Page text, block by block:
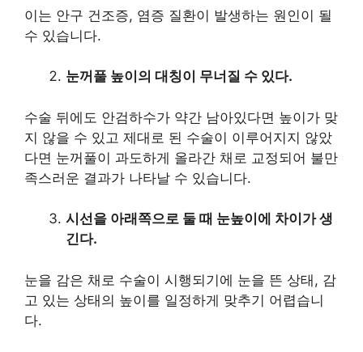
이는 안구 건조증, 염증 질환이 발생하는 원인이 될
수 있습니다.
눈꺼풀 높이의 대칭이 무너질 수 있다.
수술 뒤에도 안검하수가 약간 남아있다면 높이가 맞
지 않을 수 있고 제대로 된 수술이 이루어지지 않았
다면 눈꺼풀이 과도하게 올라간 채로 교정되어 불만
족스러운 결과가 나타날 수 있습니다.
시선을 아래쪽으로 둘 때 눈높이에 차이가 생
긴다.
눈을 감은 채로 수술이 시행되기에 눈을 뜬 상태, 감
고 있는 상태의 높이를 일정하게 맞추기 어렵습니
다.